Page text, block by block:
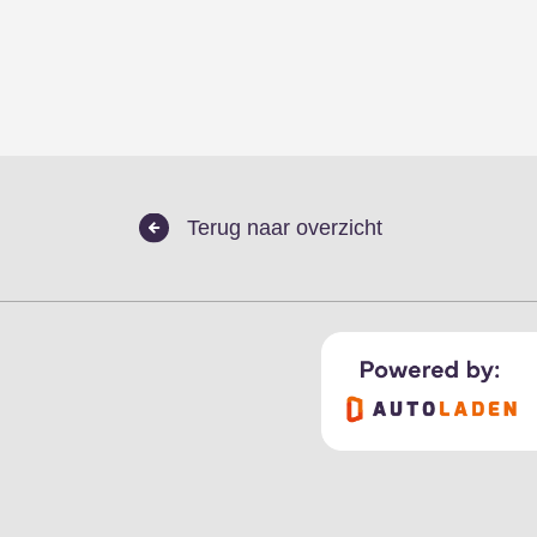
Terug naar overzicht